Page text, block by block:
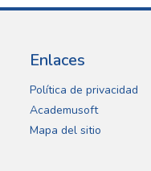
Enlaces
Política de privacidad
Academusoft
Mapa del sitio